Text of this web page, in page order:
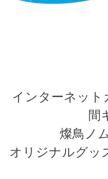
インターネッ
間
燦鳥ノ
オリジナルグ